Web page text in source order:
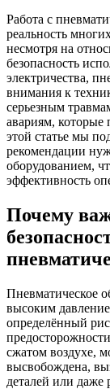
Работа с
реальность
несмотря на
безопасность
электричества,
внимания к
серьезным
авариям, которые
этой статье мы
рекомендации
оборудованием,
эффективность
Почему
Пневматическое
высоким
определённый
сжатом воздухе,
высвобождена,
деталей или даже